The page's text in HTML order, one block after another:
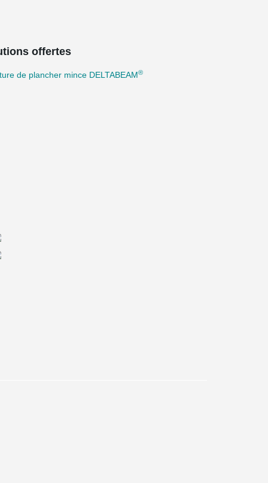
offertes
de plancher mince DELTABEAM®